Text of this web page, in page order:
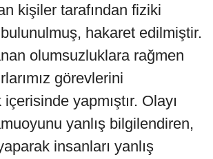
kişiler tarafından fiziki
hakaret edilmiştir.
olumsuzluklara rağmen
görevlerini
içerisinde yapmıştır. Olayı
yanlış bilgilendiren,
insanları yanlış